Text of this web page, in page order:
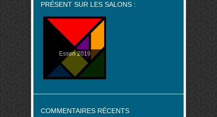
PRÉSENT SUR LES SALONS :
Essen 2019
COMMENTAIRES RÉCENTS